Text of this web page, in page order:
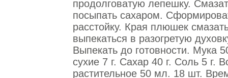
продолговатую лепешку.
посыпать сахаром.
расстойку. Края плюшек
выпекаться в разогретую
Выпекать до готовности. Мука
сухие 7 г. Сахар 40 г. Соль 5 г.
растительное 50 мл. 18 шт.